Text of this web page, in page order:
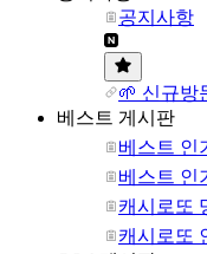
공지사항
🌱 신규방
베스트 게시판
베스트 인
베스트 인
캐시로또
캐시로또